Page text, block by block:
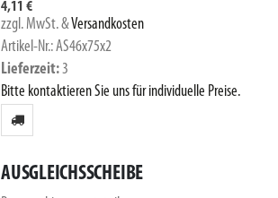
4,11 €
zzgl. MwSt.&Versandkosten
Artikel-Nr.: AS46x75x2
Lieferzeit 3
Bitte kontaktieren Sie uns für individuelle Preise.
AUSGLEICHSSCHEIBE